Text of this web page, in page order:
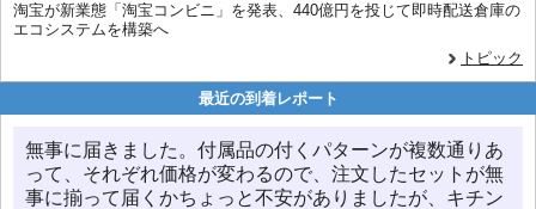
淘宝が新業態「淘宝コンビニ」を発表、440億円を投じて即時配送倉庫の
エコシステムを構築へ
トピック
最近の到着レポート
無事に届きました。付属品の付くパターンが複数通りあ
って、それぞれ価格が変わるので、注文したセットが無
事に揃って届くかちょっと不安がありましたが、キチン